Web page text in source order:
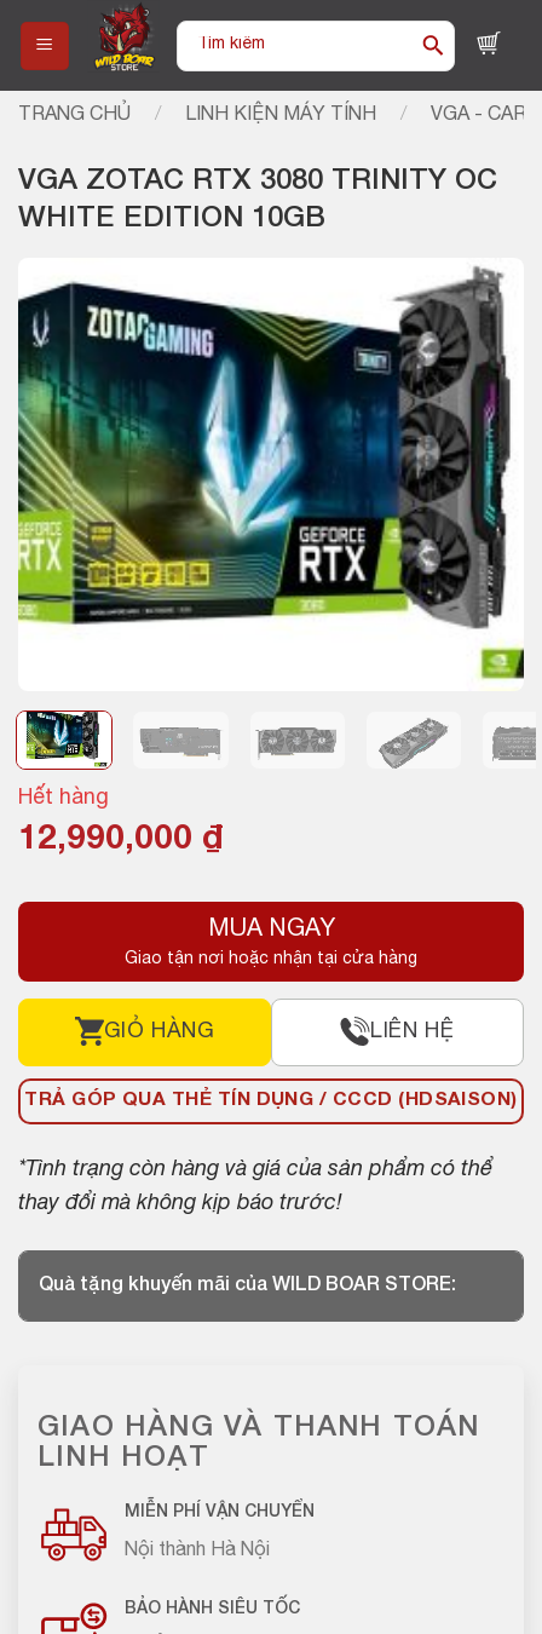
content
Tìm
TRANG CHỦ / LINH KIỆN MÁY TÍNH / VGA -
VGA ZOTAC RTX 3080 TRINITY OC
WHITE EDITION 10GB
Hết hàng
12,990,000 ₫
MUA NGAY
Giao tận nơi hoặc nhận tại cửa hàng
GIỎ HÀNG LIÊN HỆ
TRẢ GÓP QUA THẺ TÍN DỤNG / CCCD (HDSAISON)
*Tình trạng còn hàng và giá của sản phẩm có thể
thay đổi mà không kịp báo trước!
Quà tặng khuyến mãi của WILD BOAR STORE:
GIAO HÀNG VÀ THANH TOÁN
LINH HOẠT
MIỄN PHÍ VẬN CHUYỂN
Nội thành Hà Nội
BẢO HÀNH SIÊU TỐC